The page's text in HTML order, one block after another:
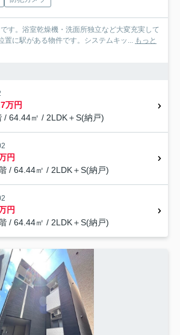
す。浴室乾燥機・洗面所独立など大変充実して
置に駅がある物件です。システムキッ... もっと
万円
/ 64.44㎡ / 2LDK＋S(納戸)
円
/ 64.44㎡ / 2LDK＋S(納戸)
円
/ 64.44㎡ / 2LDK＋S(納戸)